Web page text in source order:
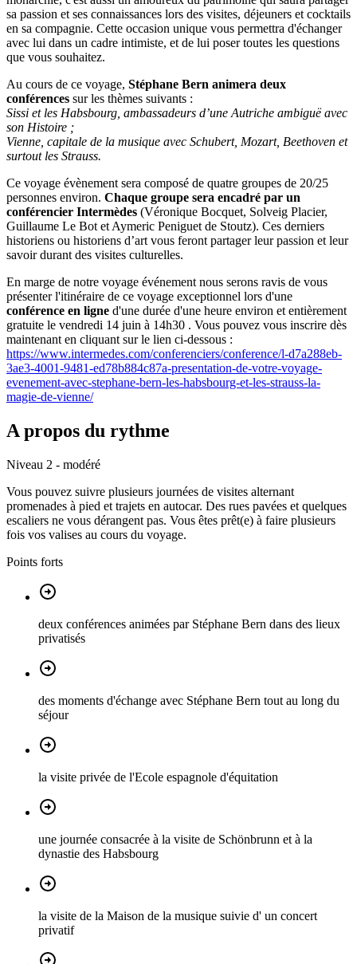
sa passion et ses connaissances lors des visites, déjeuners et cocktails
en sa compagnie. Cette occasion unique vous permettra d'échanger
avec lui dans un cadre intimiste, et de lui poser toutes les questions
que vous souhaitez.
Au cours de ce voyage, Stéphane Bern animera deux
conférences sur les thèmes suivants :
Sissi et les Habsbourg, ambassadeurs d’une Autriche ambiguë avec
son Histoire ;
Vienne, capitale de la musique avec Schubert, Mozart, Beethoven et
surtout les Strauss.
Ce voyage évènement sera composé de quatre groupes de 20/25
personnes environ. Chaque groupe sera encadré par un
conférencier Intermèdes (Véronique Bocquet, Solveig Placier,
Guillaume Le Bot et Aymeric Peniguet de Stoutz). Ces derniers
historiens ou historiens d’art vous feront partager leur passion et leur
savoir durant des visites culturelles.
En marge de notre voyage événement nous serons ravis de vous
présenter l'itinéraire de ce voyage exceptionnel lors d'une
conférence en ligne d'une durée d'une heure environ et entièrement
gratuite le vendredi 14 juin à 14h30 . Vous pouvez vous inscrire dès
maintenant en cliquant sur le lien ci-dessous :
https://www.intermedes.com/conferenciers/conference/l-d7a288eb-
3ae3-4001-9481-ed78b884c87a-presentation-de-votre-voyage-
evenement-avec-stephane-bern-les-habsbourg-et-les-strauss-la-
magie-de-vienne/
A propos du rythme
Niveau 2 - modéré
Vous pouvez suivre plusieurs journées de visites alternant
promenades à pied et trajets en autocar. Des rues pavées et quelques
escaliers ne vous dérangent pas. Vous êtes prêt(e) à faire plusieurs
fois vos valises au cours du voyage.
Points forts
deux conférences animées par Stéphane Bern dans des lieux
privatisés
des moments d'échange avec Stéphane Bern tout au long du
séjour
la visite privée de l'Ecole espagnole d'équitation
une journée consacrée à la visite de Schönbrunn et à la
dynastie des Habsbourg
la visite de la Maison de la musique suivie d' un concert
privatif